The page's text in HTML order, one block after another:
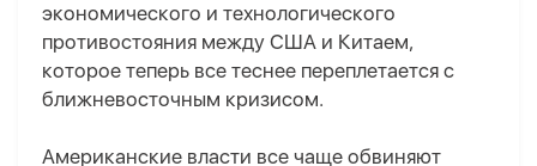
экономического и технологического
противостояния между США и Китаем,
которое теперь все теснее переплетается с
ближневосточным кризисом.
Американские власти все чаще обвиняют